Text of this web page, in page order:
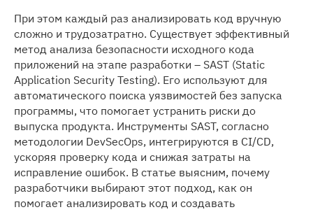
При этом каждый раз анализировать код вручную
сложно и трудозатратно. Существует эффективный
метод анализа безопасности исходного кода
приложений на этапе разработки – SAST (Static
Application Security Testing). Его используют для
автоматического поиска уязвимостей без запуска
программы, что помогает устранить риски до
выпуска продукта. Инструменты SAST, согласно
методологии DevSecOps, интегрируются в CI/CD,
ускоряя проверку кода и снижая затраты на
исправление ошибок. В статье выясним, почему
разработчики выбирают этот подход, как он
помогает анализировать код и создавать